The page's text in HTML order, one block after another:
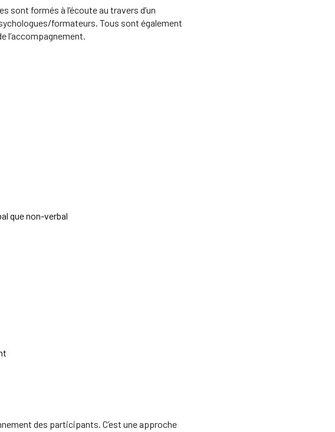
sont formés à l’écoute au travers d’un
formateurs. Tous sont également
l’accompagnement.
que non-verbal
des participants. C’est une approche